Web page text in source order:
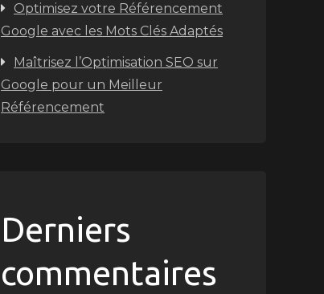
Optimisez votre Référencement
Google avec les Mots Clés Adaptés
Maîtrisez l’Optimisation SEO sur
Google pour un Meilleur
Référencement
Derniers
commentaires